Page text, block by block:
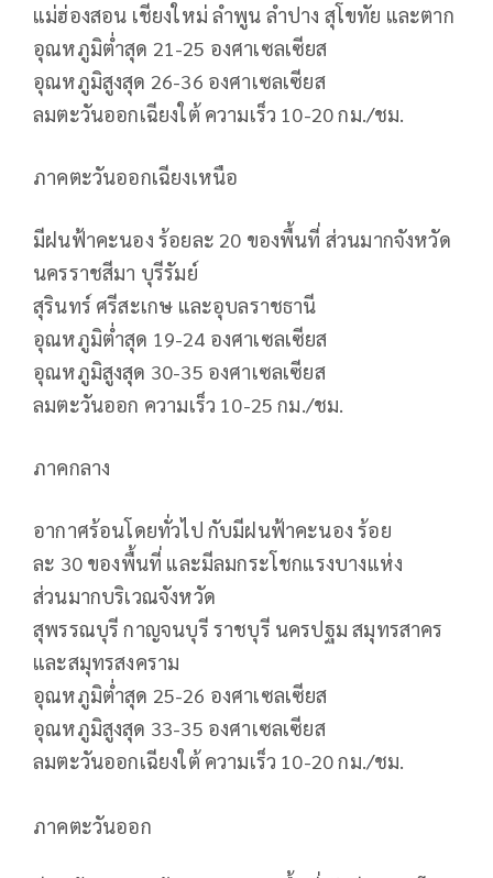
แม่ฮ่องสอน เชียงใหม่ ลำพูน ลำปาง สุโขทัย และตาก
อุณหภูมิต่ำสุด 21-25 องศาเซลเซียส
อุณหภูมิสูงสุด 26-36 องศาเซลเซียส
ลมตะวันออกเฉียงใต้ ความเร็ว 10-20 กม./ชม.
ภาคตะวันออกเฉียงเหนือ
มีฝนฟ้าคะนอง ร้อยละ 20 ของพื้นที่ ส่วนมากจังหวัด
นครราชสีมา บุรีรัมย์
สุรินทร์ ศรีสะเกษ และอุบลราชธานี
อุณหภูมิต่ำสุด 19-24 องศาเซลเซียส
อุณหภูมิสูงสุด 30-35 องศาเซลเซียส
ลมตะวันออก ความเร็ว 10-25 กม./ชม.
ภาคกลาง
อากาศร้อนโดยทั่วไป กับมีฝนฟ้าคะนอง ร้อย
ละ 30 ของพื้นที่ และมีลมกระโชกแรงบางแห่ง
ส่วนมากบริเวณจังหวัด
สุพรรณบุรี กาญจนบุรี ราชบุรี นครปฐม สมุทรสาคร
และสมุทรสงคราม
อุณหภูมิต่ำสุด 25-26 องศาเซลเซียส
อุณหภูมิสูงสุด 33-35 องศาเซลเซียส
ลมตะวันออกเฉียงใต้ ความเร็ว 10-20 กม./ชม.
ภาคตะวันออก